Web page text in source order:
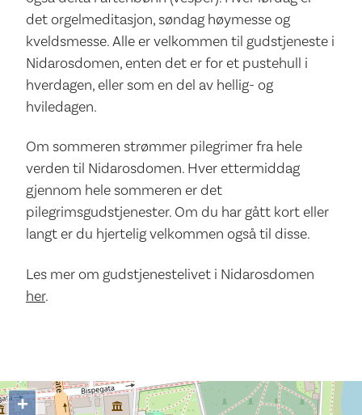
det orgelmeditasjon, søndag høymesse og
kveldsmesse. Alle er velkommen til gudstjeneste i
Nidarosdomen, enten det er for et pustehull i
hverdagen, eller som en del av hellig- og
hviledagen.
Om sommeren strømmer pilegrimer fra hele
verden til Nidarosdomen. Hver ettermiddag
gjennom hele sommeren er det
pilegrimsgudstjenester. Om du har gått kort eller
langt er du hjertelig velkommen også til disse.
Les mer om gudstjenestelivet i Nidarosdomen
her.
+